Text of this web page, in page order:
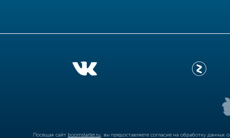
Посещая сайт boomstarter.ru , вы предоставляете согласие на обработку